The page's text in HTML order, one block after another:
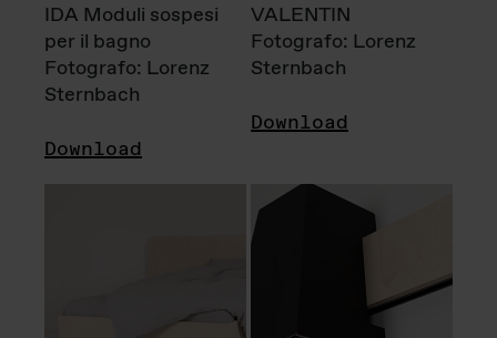
IDA Moduli sospesi
per il bagno
Fotografo: Lorenz
Sternbach
Download
VALENTIN
Fotografo: Lorenz
Sternbach
Download